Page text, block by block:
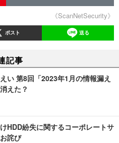
《ScanNetSecurity》
ポスト 送る
記事
い 第8回「2023年1月の情報漏え
えた？
HDD紛失に関するコーポレートサ
詫び